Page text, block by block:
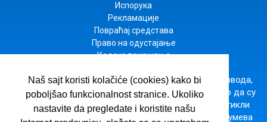
Naš sajt koristi kolačiće (cookies) kako bi
poboljšao funkcionalnost stranice. Ukoliko
nastavite da pregledate i koristite našu
Испорука
Рекламације
Повраћај средстава
Право на одустајање
Кодекс понашања
Настојимо да будемо што прецизнији у опису производа,
приказу слика и цена, али не можемо да гарантујемо да су
све информације комплетне и без грешака. Сви артикли
приказани на сајту су део наше понуде и не подразумева